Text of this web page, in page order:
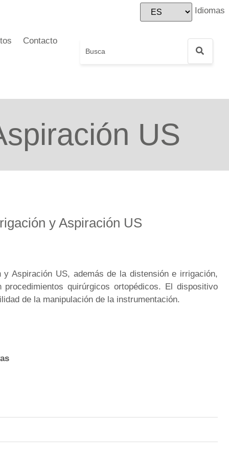
Idiomas
Contacto
US
y Aspiración US
Aspiración US, además de la distensión e irrigación,
quirúrgicos ortopédicos. El dispositivo
de la manipulación de la instrumentación.